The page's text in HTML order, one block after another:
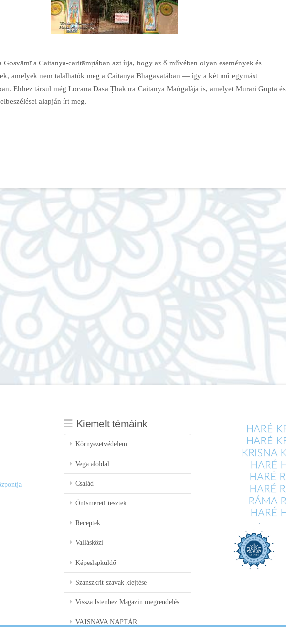
Gosvāmī a Caitanya-caritāmṛtában azt írja, hogy az ő művében olyan események és
amelyek nem találhatók meg a Caitanya Bhāgavatában — így a két mű egymást
Ehhez társul még Locana Dāsa Ṭhākura Caitanya Maṅgalája is, amelyet Murāri Gupta és
alapján írt meg.
Kiemelt témáink
Környezetvédelem
Vega aloldal
Család
Önismereti tesztek
Receptek
Vallásközi
Képeslapküldő
Szanszkrit szavak kiejtése
Vissza Istenhez Magazin megrendelés
VAISNAVA NAPTÁR